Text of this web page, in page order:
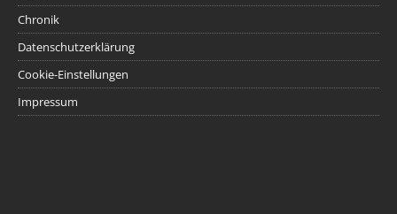
Chronik
Datenschutzerklärung
Cookie-Einstellungen
Impressum